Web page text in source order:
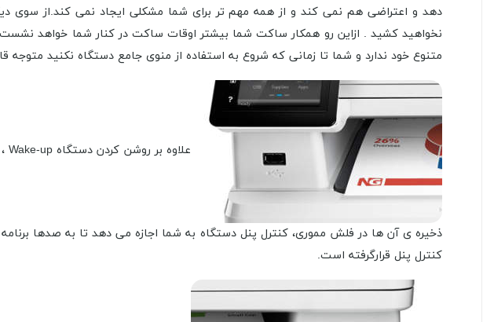
متنوع خود ندارد و شما تا زمانی که شروع به استفاده از منوی جامع دستگاه نکنید
کنترل پنل قرارگرفته است.